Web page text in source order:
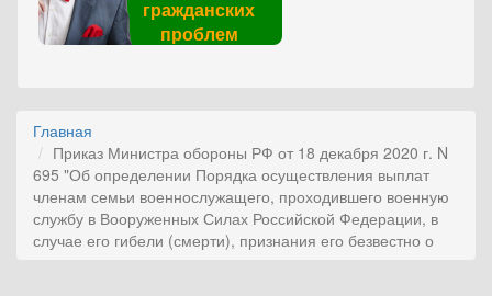
гражданских
проблем
Главная
Приказ Министра обороны РФ от 18 декабря 2020 г. N
695 "Об определении Порядка осуществления выплат
членам семьи военнослужащего, проходившего военную
службу в Вооруженных Силах Российской Федерации, в
случае его гибели (смерти), признания его безвестно о